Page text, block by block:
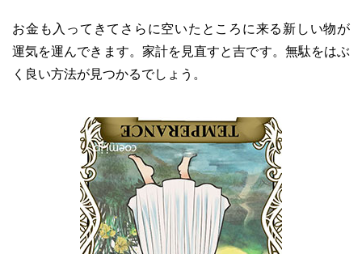
お金も入ってきてさらに空いたところに来る新しい物が
運気を運んできます。家計を見直すと吉です。無駄をはぶ
く良い方法が見つかるでしょう。